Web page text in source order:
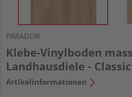
PARADOR
Klebe-Vinylboden
Landhausdiele -
Artikelinformationen